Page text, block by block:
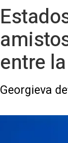
entre
Georgieva